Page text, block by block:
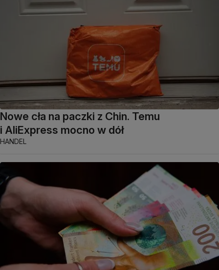
Nowe cła na paczki z Chin. Temu
i AliExpress mocno w dół
HANDEL